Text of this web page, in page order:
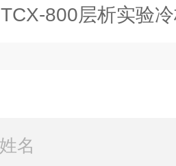
TCX-800层析实验